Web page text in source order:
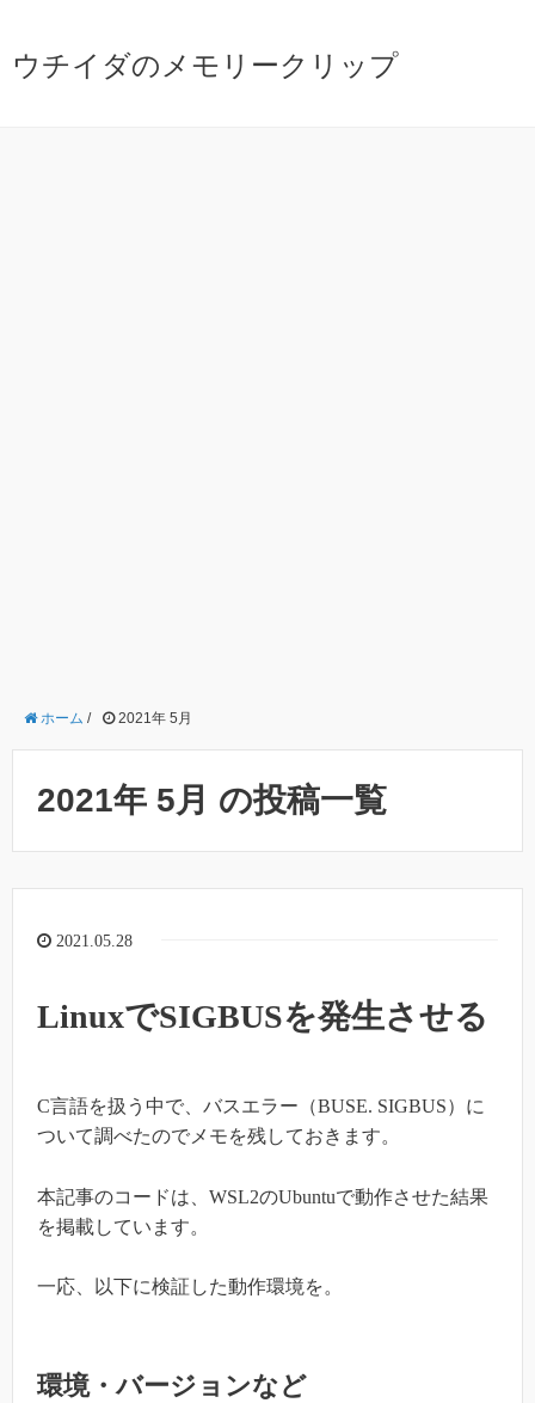
ウチイダのメモリークリップ
ホーム / 2021年 5月
2021年 5月 の投稿一覧
2021.05.28
LinuxでSIGBUSを発生させる
C言語を扱う中で、バスエラー（BUSE. SIGBUS）に
ついて調べたのでメモを残しておきます。
本記事のコードは、WSL2のUbuntuで動作させた結果
を掲載しています。
一応、以下に検証した動作環境を。
環境・バージョンなど